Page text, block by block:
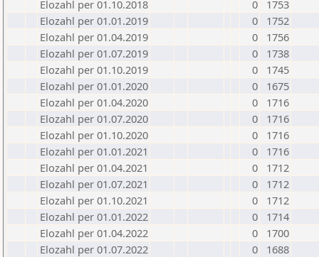
Elozahl per 01.10.2018
0
1753
Elozahl per 01.01.2019
0
1752
Elozahl per 01.04.2019
0
1756
Elozahl per 01.07.2019
0
1738
Elozahl per 01.10.2019
0
1745
Elozahl per 01.01.2020
0
1675
Elozahl per 01.04.2020
0
1716
Elozahl per 01.07.2020
0
1716
Elozahl per 01.10.2020
0
1716
Elozahl per 01.01.2021
0
1716
Elozahl per 01.04.2021
0
1712
Elozahl per 01.07.2021
0
1712
Elozahl per 01.10.2021
0
1712
Elozahl per 01.01.2022
0
1714
Elozahl per 01.04.2022
0
1700
Elozahl per 01.07.2022
0
1688